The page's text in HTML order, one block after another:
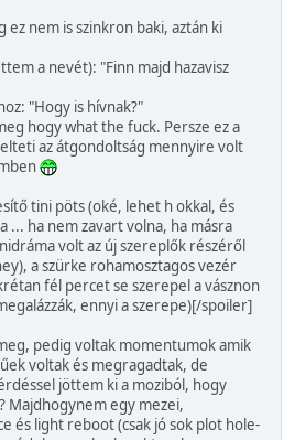
ez nem is szinkron baki, aztán ki
a nevét): "Finn majd hazavisz
"Hogy is hívnak?"
hogy what the fuck. Persze ez a
az átgondoltság mennyire volt
tini pöts (oké, lehet h okkal, és
... ha nem zavart volna, ha másra
volt az új szereplők részéről
a szürke rohamosztagos vezér
fél percet se szerepel a vásznon
ennyi a szerepe)[/spoiler]
pedig voltak momentumok amik
voltak és megragadtak, de
jöttem ki a moziból, hogy
Majdhogynem egy mezei,
és light reboot (csak jó sok plot hole-